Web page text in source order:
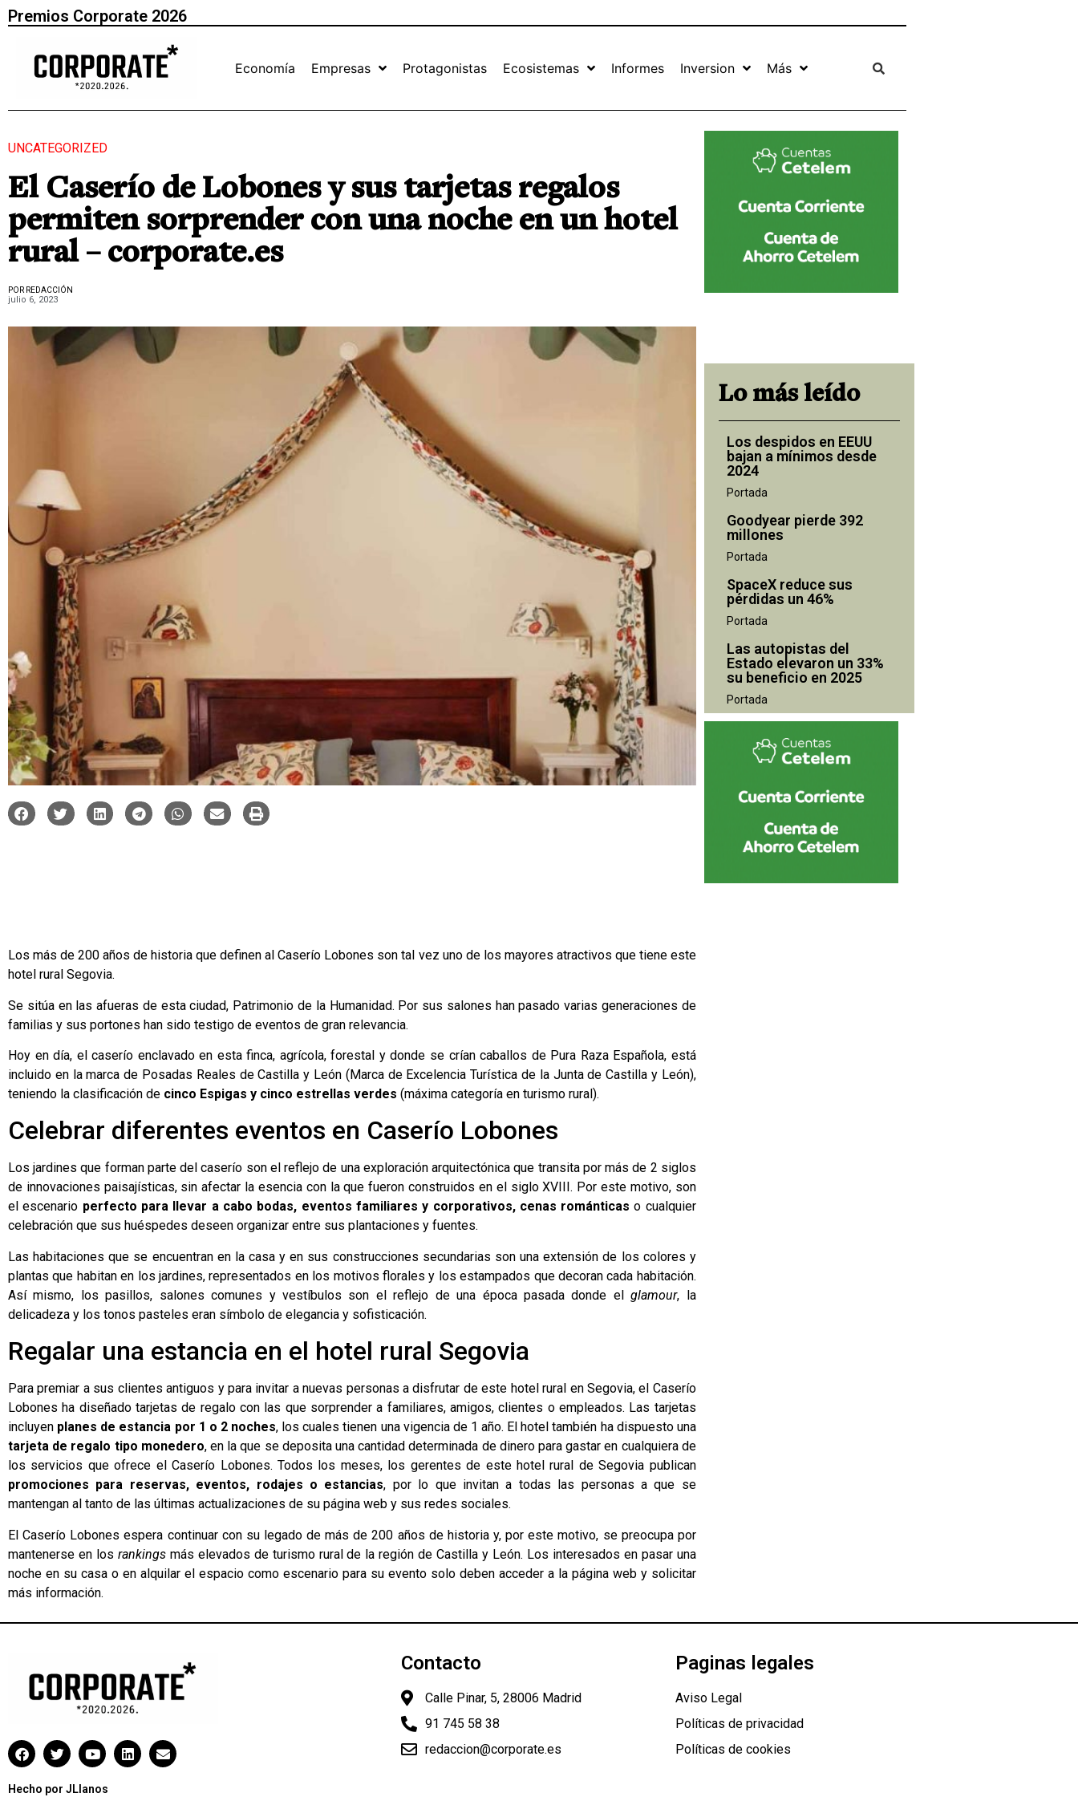
Premios Corporate 2026
Economía Empresas Protagonistas Ecosistemas Informes Inversion Más
UNCATEGORIZED
El Caserío de Lobones y sus tarjetas regalos
permiten sorprender con una noche en un hotel
rural – corporate.es
POR REDACCIÓN
julio 6, 2023
Los más de 200 años de historia que definen alCaserío Lobones son tal vez uno de los mayores atractivos que tiene este
hotel rural Segovia.
Se sitúa en las afueras de esta ciudad, Patrimonio de la Humanidad. Por sus salones han pasado varias generaciones de
familias y sus portones han sido testigo de eventos de gran relevancia.
Hoy en día, el caserío enclavado en esta finca, agrícola, forestal y donde se crían caballos de Pura Raza Española, está
incluido en la marca de Posadas Reales de Castilla y León (Marca de Excelencia Turística de la Junta de Castilla y León),
teniendo la clasificación de cinco Espigas y cinco estrellas verdes (máxima categoría en turismo rural).
Celebrar diferentes eventos en Caserío Lobones
Los jardines que forman parte del caserío son el reflejo de una exploración arquitectónica que transita por más de 2 siglos
de innovaciones paisajísticas, sin afectar la esencia con la que fueron construidos en el siglo XVIII. Por este motivo, son
el escenario perfecto para llevar a cabo bodas, eventos familiares y corporativos, cenas románticas o cualquier
celebración que sus huéspedes deseen organizar entre sus plantaciones y fuentes.
Las habitaciones que se encuentran en la casa y en sus construcciones secundarias son una extensión de los colores y
plantas que habitan en los jardines, representados en los motivos florales y los estampados que decoran cada habitación.
Así mismo, los pasillos, salones comunes y vestíbulos son el reflejo de una época pasada donde elglamour, la
delicadeza y los tonos pasteles eran símbolo de elegancia y sofisticación.
Regalar una estancia en el hotel rural Segovia
Para premiar a sus clientes antiguos y para invitar a nuevas personas a disfrutar de este hotel rural en Segovia, el Caserío
Lobones ha diseñado tarjetas de regalo con las que sorprender a familiares, amigos, clientes o empleados. Las tarjetas
incluyen planes de estancia por 1 o 2 noches, los cuales tienen una vigencia de 1 año. El hotel también ha dispuesto una
tarjeta de regalo tipo monedero, en la que se deposita una cantidad determinada de dinero para gastar en cualquiera de
los servicios que ofrece el Caserío Lobones. Todos los meses, los gerentes de este hotel rural de Segovia publican
promociones para reservas, eventos, rodajes o estancias, por lo que invitan a todas las personas a que se
mantengan al tanto de las últimas actualizaciones de su página web y sus redes sociales.
El Caserío Lobones espera continuar con su legado de más de 200 años de historia y, por este motivo, se preocupa por
mantenerse en los rankings más elevados de turismo rural de la región de Castilla y León. Los interesados en pasar una
noche en su casa o en alquilar el espacio como escenario para su evento solo deben acceder a la página web y solicitar
más información.
Lo más leído
Los despidos en EEUU
bajan a mínimos desde
2024
Portada
Goodyear pierde 392
millones
Portada
SpaceX reduce sus
pérdidas un 46%
Portada
Las autopistas del
Estado elevaron un 33%
su beneficio en 2025
Portada
Hecho por JLlanos
Contacto
Calle Pinar, 5, 28006 Madrid
91 745 58 38
redaccion@corporate.es
Paginas legales
Aviso Legal
Políticas de privacidad
Políticas de cookies